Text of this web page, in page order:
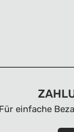
Für einfache